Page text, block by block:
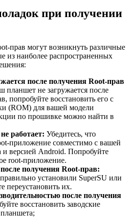
при получении
прав могут возникнуть различные
из наиболее распространенных
после получения Root-прав
планшет не загружается после
попробуйте восстановить его с
(ROM) для вашей модели
по прошивке можно найти в
работает: Убедитесь, что
приложение совместимо с вашей
версией Android. Попробуйте
root-приложение.
получения Root-прав:
установили SuperSU или
переустановить их.
после получения
восстановить заводские